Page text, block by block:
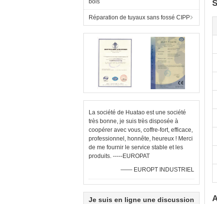
bois
Réparation de tuyaux sans fossé CIPP
La société de Huatao est une société
très bonne, je suis très disposée à
coopérer avec vous, coffre-fort, efficace,
professionnel, honnête, heureux ! Merci
de me fournir le service stable et les
produits. -----EUROPAT
—— EUROPT INDUSTRIEL
Je suis en ligne une discussion